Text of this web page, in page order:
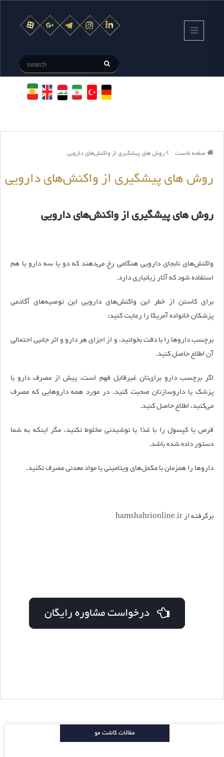
صفحه نخست روش های پیشگیری از واکنش‌های دارویی
روش های پیشگیری از واکنش‌های دارویی
روش های پیشگیری از واکنش‌های دارویی
واکنش‌های نابجای دارویی هنگامی رخ می‌دهند که دو یا سه دارو با هم
استفاده شود که آثار زیانباری دارد.
برای کاستن از خطر این واکنش‌های دارویی این توصیه‌های آکادمی
پزشکان خانواده آمریکا را رعایت کنید:
برچسب داروها را با دقت بخوانید، و از اجزای هر دارو و اثر جانبی احتمالی
آن اطلاع حاصل کنید.
اگر برچسب دارو برای‌تان غیرقابل فهم است، پیش از مصرف دارو با
پزشک یا داروسازتان صحبت کنید. در مورد همه داروهایی که مصرف
می‌کنید، اطلاع حاصل کنید.
قرص یا کپسول را با غذا یا نوشیدنی مخلوط نکنید، مگر اینکه به شما
دستور داده شده باشد.
داروها را همزمان با مکمل‌های ویتامینی یا مواد معدنی مصرف نکنید.
برگرفته از hamshahrionline.ir
مقالات کاشت مو